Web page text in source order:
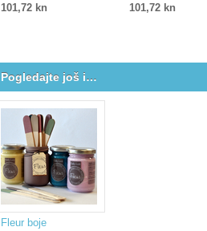
101,72 kn 101,72 kn
Pogledajte još i…
Fleur boje